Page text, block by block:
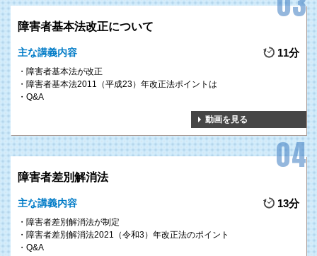
1
障害者雇用に関する
知識の習得
「障害者雇用促進法」により、障害者雇用率が定められていますが、法定雇
用率が未達成の組織も存在しています。
障害者雇用に関する法律や障害者雇用におけるポイントを知ることで、自組
織でどのように障害者雇用をしていくか、具体的にイメージすることができ
ます。
障害者基本法改正について
主な講義内容 11分
障害者基本法が改正
障害者基本法2011（平成23）年改正法ポイントは
Q&A
動画を見る
障害者差別解消法
主な講義内容 13分
障害者差別解消法が制定
障害者差別解消法2021（令和3）年改正法のポイント
Q&A